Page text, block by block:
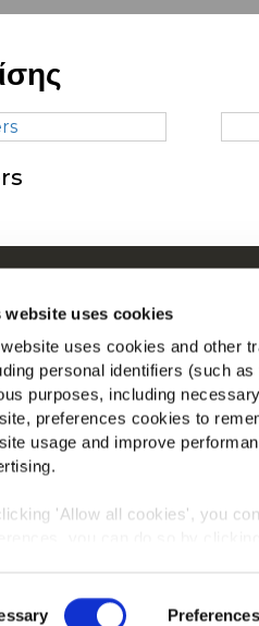
website uses cookies
uses cookies and other
personal identifiers (such
purposes, including
preferences cookies to
usage and improve
'Allow all cookies', you
by clicking on the "Cookies"
Preferences
Driven by Our
Θέσεις εργασίας
Συχνές Ερωτήσεις